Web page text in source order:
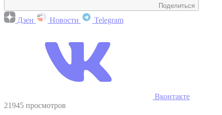
Поделиться
Дзен Новости Telegram
Вконтакте
21945 просмотров